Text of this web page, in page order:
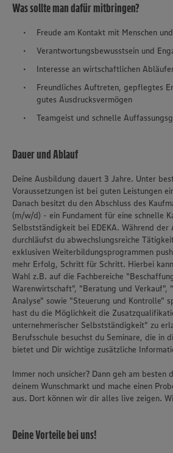
Was sollte man dafür mitbringen?
Freude am Kontakt mit Menschen
Verantwortungsbewusstsein und
Interesse an wirtschaftlichen
Freundliches Auftreten, gepflegtes
gutes Ausdrucksvermögen
Teamgeist und schnelle
Dauer und Ablauf
Deine Ausbildung dauert 3 Jahre. Unter
Voraussetzungen ist bei guten Leistungen
Danach besitzt du den Abschluss des
(m/w/d) - ein Fundament für eine schnelle
Selbstständigkeit bei EDEKA. Während der
durchläufst du abwechslungsreiche
exklusiven Weiterbildungsprogrammen
mehr Erfolg, Schritt für Schritt. Hierbei
Wahl z.B. auf die Fachbereiche
Warenwirtschaft", "Beratung und Verkauf",
Analyse" sowie "Steuerung und Kontrolle"
hast du die Möglichkeit die
unternehmerischer Selbstständigkeit" zu
Berufsschule besuchst du Seminare, die in
bietet und Dir wichtige zusätzliche
Immer noch unsicher? Dann geh am besten
deinem Wunschmarkt und mache einen
aus. Dort können wir dir alles live zeigen.
Deine Vorteile bei uns!